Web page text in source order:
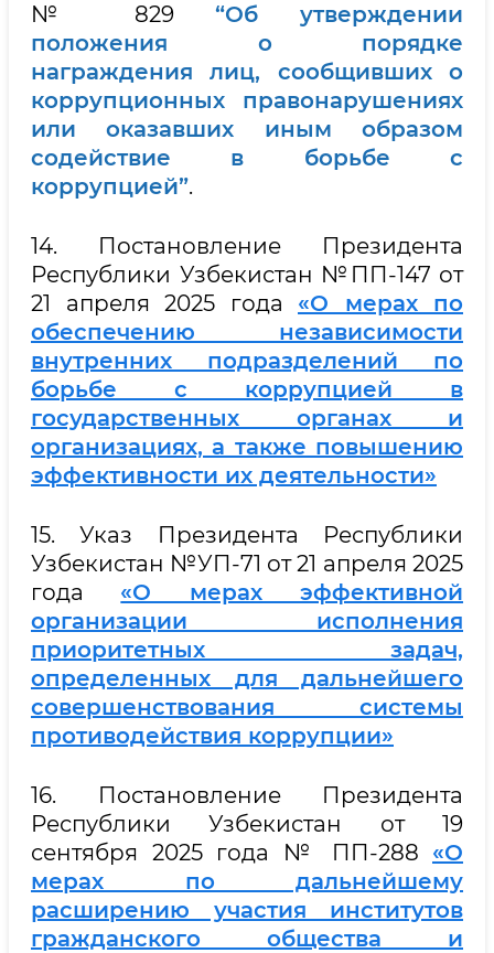
№ 829 “Об утверждении
положения о порядке
награждения лиц, сообщивших о
коррупционных правонарушениях
или оказавших иным образом
содействие в борьбе с
коррупцией”.
14. Постановление Президента
Республики Узбекистан №ПП-147 от
21 апреля 2025 года «О мерах по
обеспечению независимости
внутренних подразделений по
борьбе с коррупцией в
государственных органах и
организациях, а также повышению
эффективности их деятельности»
15. Указ Президента Республики
Узбекистан №УП-71 от 21 апреля 2025
года «О мерах эффективной
организации исполнения
приоритетных задач,
определенных для дальнейшего
совершенствования системы
противодействия коррупции»
16. Постановление Президента
Республики Узбекистан от 19
сентября 2025 года № ПП-288 «О
мерах по дальнейшему
расширению участия институтов
гражданского общества и